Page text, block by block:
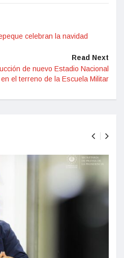
celebran la navidad
Read Next
de nuevo Estadio Nacional
en el terreno de la Escuela Militar